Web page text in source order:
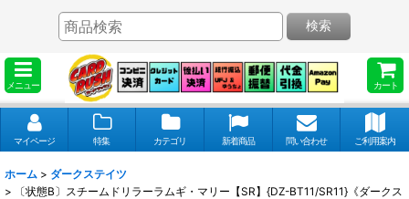
メニュー カート
検索
マイページ 特集 カテゴリ 新着商品 問い合わせ ご利用案内
ホーム > ダークステイツ
>
〔状態B〕スチームドリラーラムギ・マリー【SR】{DZ-BT11/SR11}《ダークス